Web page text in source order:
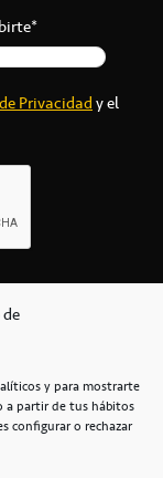
y para mostrarte
a partir de tus hábitos
configurar o rechazar
Privacidady el